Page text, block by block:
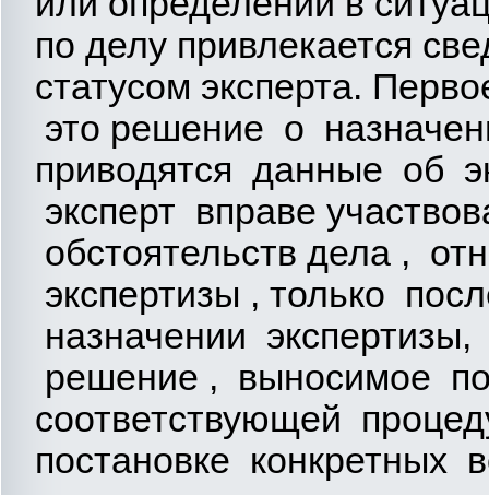
по делу привлекается
статусом эксперта.
это решение о
приводятся данные об
эксперт вправе
обстоятельств дела ,
экспертизы , только
назначении
решение , выносимое
соответствующей
постановке конкретных